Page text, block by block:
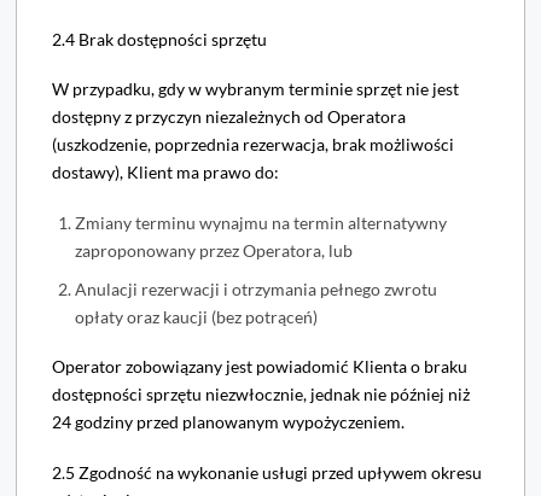
2.4 Brak dostępności sprzętu
W przypadku, gdy w wybranym terminie sprzęt nie jest
dostępny z przyczyn niezależnych od Operatora
(uszkodzenie, poprzednia rezerwacja, brak możliwości
dostawy), Klient ma prawo do:
Zmiany terminu wynajmu na termin alternatywny
zaproponowany przez Operatora, lub
Anulacji rezerwacji i otrzymania pełnego zwrotu
opłaty oraz kaucji (bez potrąceń)
Operator zobowiązany jest powiadomić Klienta o braku
dostępności sprzętu niezwłocznie, jednak nie później niż
24 godziny przed planowanym wypożyczeniem.
2.5 Zgodność na wykonanie usługi przed upływem okresu